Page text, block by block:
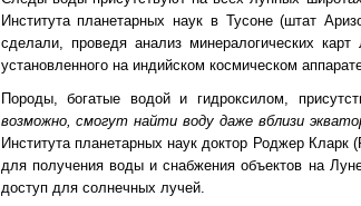
Института планетарных наук в Тусоне (штат
сделали, проведя анализ минералогических
установленного на индийском космическом
Породы, богатые водой и гидроксилом,
возможно, смогут найти воду даже вблизи
Института планетарных наук доктор Роджер
для получения воды и снабжения объектов на
доступ для солнечных лучей.